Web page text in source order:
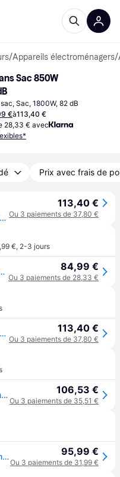
/Appareils électroménagers/
Sac 850W
Sac, 1800W, 82 dB
€à113,40 €
28,33 € avec
Prix avec frais de
Aspirateur sans Sac Philips 2000 Series XB2122/09 850W 1,3L Filtre Super Clean Air
113,40 €
Ou 3 paiements de 37,80 €
€, 2-3 jours
09 - Série 2000 - 850W - 77db - Blanc/bleu 84,99 €
Ou 3 paiements de 28,33 €
Aspirateur sans Sac Philips 2000 Series XB2122/09 850W 1,3L Filtre Super Clean Air 113,40 €
Ou 3 paiements de 37,80 €
Philips 2000 series Aspirateur sans sac série 2000 XB2122/09 106,53 €
Ou 3 paiements de 35,51 €
Philips Versuni Serie 2000 Vacuum Cleaner Argenté One Size / EU Plug 220V 95,99 €
Ou 3 paiements de 31,99 €